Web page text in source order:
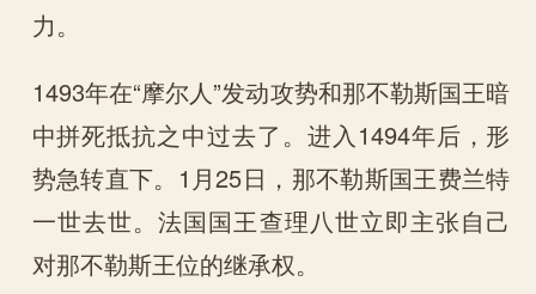
力。
1493年在“摩尔人”发动攻势和那不勒斯国王暗
中拼死抵抗之中过去了。进入1494年后，形
势急转直下。1月25日，那不勒斯国王费兰特
一世去世。法国国王查理八世立即主张自己
对那不勒斯王位的继承权。